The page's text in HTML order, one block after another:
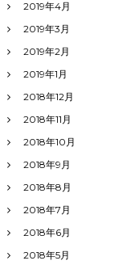
2019年4月
2019年3月
2019年2月
2019年1月
2018年12月
2018年11月
2018年10月
2018年9月
2018年8月
2018年7月
2018年6月
2018年5月